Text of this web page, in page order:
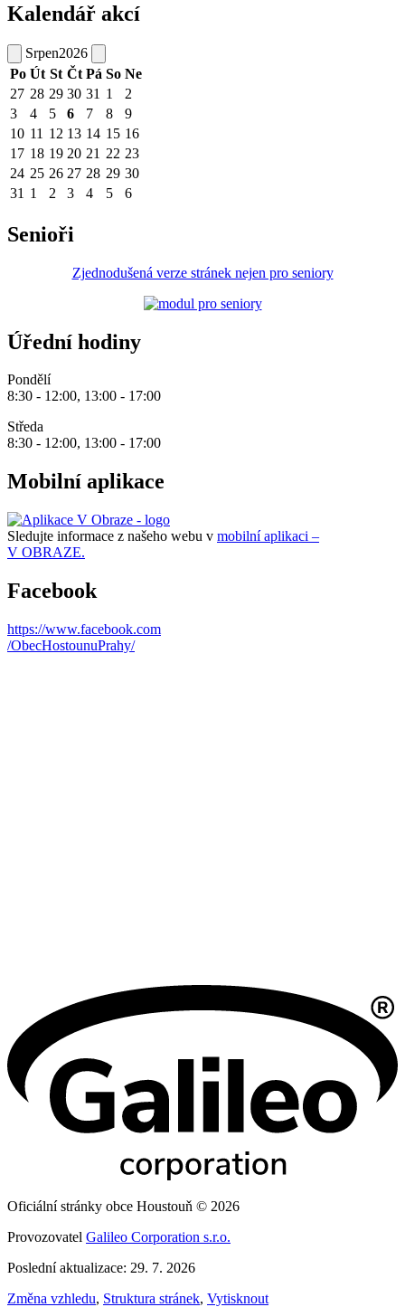
Kalendář akcí
Srpen2026
Po Út St Čt Pá So Ne
27 28 29 30 31 1
2
3
4 5 6 7 8
9
10 11 12 13 14 15 16
17 18 19 20 21 22 23
24 25 26 27 28 29 30
31 1 2 3 4 5 6
Senioři
Zjednodušená verze stránek nejen pro seniory
Úřední hodiny
Pondělí
8:30 - 12:00, 13:00 - 17:00
Středa
8:30 - 12:00, 13:00 - 17:00
Mobilní aplikace
Sledujte informace z našeho webu v mobilní aplikaci –
V OBRAZE.
Facebook
https://www.facebook.com
/ObecHostounuPrahy/
Oficiální stránky obce Houstouň © 2026
Provozovatel Galileo Corporation s.r.o.
Poslední aktualizace: 29. 7. 2026
Změna vzhledu, Struktura stránek, Vytisknout